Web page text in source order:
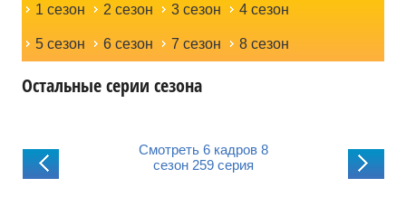
1 сезон 2 сезон 3 сезон 4 сезон
5 сезон 6 сезон 7 сезон 8 сезон
Остальные серии сезона
6 кадров 8
258 серия
Смотреть 6 кадров 8
сезон 259 серия
Смотреть 6
сезон 260